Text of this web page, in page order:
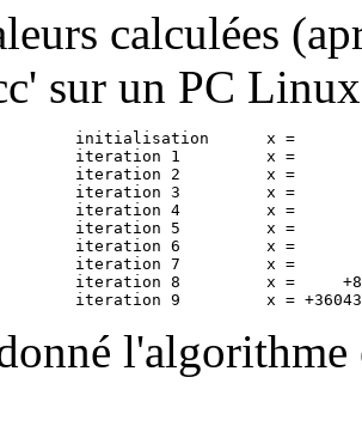
calculées
sur un PC
initialisation      x =
iteration 1         x =
iteration 2         x =
iteration 3         x =
iteration 4         x =
iteration 5         x =
iteration 6         x =
iteration 7         x =
iteration 8         x =